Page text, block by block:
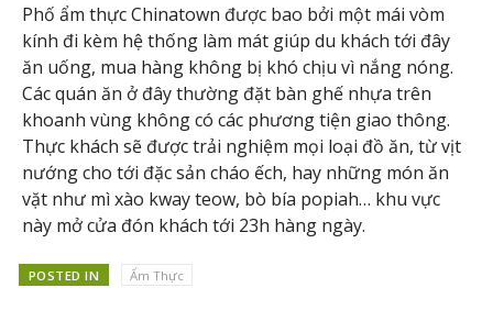
Phố ẩm thực Chinatown được bao bởi một mái vòm
kính đi kèm hệ thống làm mát giúp du khách tới đây
ăn uống, mua hàng không bị khó chịu vì nắng nóng.
Các quán ăn ở đây thường đặt bàn ghế nhựa trên
khoanh vùng không có các phương tiện giao thông.
Thực khách sẽ được trải nghiệm mọi loại đồ ăn, từ vịt
nướng cho tới đặc sản cháo ếch, hay những món ăn
vặt như mì xào kway teow, bò bía popiah… khu vực
này mở cửa đón khách tới 23h hàng ngày.
POSTED IN Ẩm Thực